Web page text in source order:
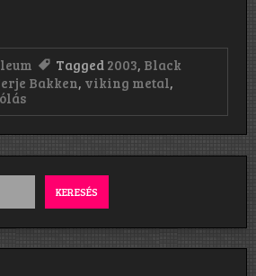
Tagged 2003, Black
Bakken, viking metal,
Windir:
Likferd(2003)
KERESÉS